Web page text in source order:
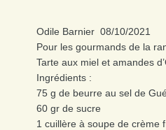
Odile Barnier 08/10/2021
Pour les gourmands de la
Tarte aux miel et amandes
Ingrédients :
75 g de beurre au sel de
60 gr de sucre
1 cuillère à soupe de crème